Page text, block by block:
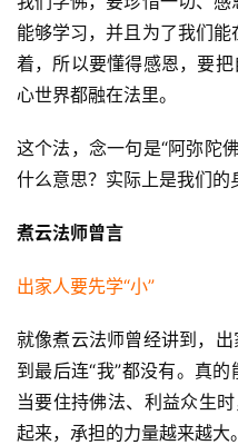
能够学习，并且为了我们
着，所以要懂得感恩，要
心世界都融在法里。
这个法，念一句是“阿弥陀
什么意思？实际上是我们的
煮云法师曾言
出家人要先学“小”
就像煮云法师曾经讲到，
到最后连“我”都没有。真
当要住持佛法、利益众生
起来，承担的力量越来越大